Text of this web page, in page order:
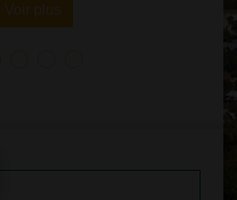
Voir plus